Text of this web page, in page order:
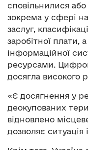
сповільнилися
зокрема у сфері
заслуг,
заробітної плати,
інформаційної
ресурсами.
досягла високого
«Є досягнення у
деокупованих
відновлено
дозволяє